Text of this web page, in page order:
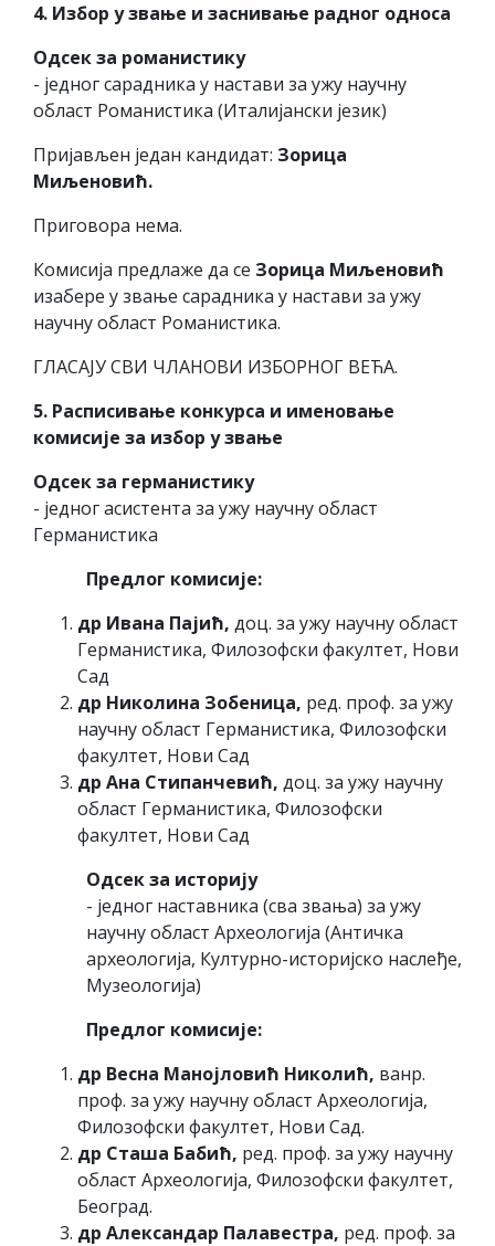
4. Избор у звање и заснивање радног односа
Одсек за романистику
- једног сарадника у настави за ужу научну
област Романистика (Италијански језик)
Пријављен један кандидат: Зорица
Миљеновић.
Приговора нема.
Комисија предлаже да се Зорица Миљеновић
изабере у звање сарадника у настави за ужу
научну област Романистика.
ГЛАСАЈУ СВИ ЧЛАНОВИ ИЗБОРНОГ ВЕЋА.
5. Расписивање конкурса и именовање
комисије за избор у звање
Одсек за германистику
- једног асистента за ужу научну област
Германистика
Предлог комисије:
др Ивана Пајић, доц. за ужу научну област
Германистика, Филозофски факултет, Нови
Сад
др Николина Зобеница, ред. проф. за ужу
научну област Германистика, Филозофски
факултет, Нови Сад
др Ана Стипанчевић, доц. за ужу научну
област Германистика, Филозофски
факултет, Нови Сад
Одсек за историју
- једног наставника (сва звања) за ужу
научну област Археологија (Античка
археологија, Културно-историјско наслеђе,
Музеологија)
Предлог комисије:
др Весна Манојловић Николић, ванр.
проф. за ужу научну област Археологија,
Филозофски факултет, Нови Сад.
др Сташа Бабић, ред. проф. за ужу научну
област Археологија, Филозофски факултет,
Београд.
др Александар Палавестра, ред. проф. за